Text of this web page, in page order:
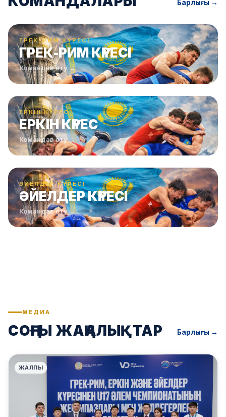
Барлығы →
ГРЕК-РИМ КҮРЕСІ
ГРЕК-РИМ КҮРЕСІ
Командаға өту →
ЕРКІН КҮРЕС
ЕРКІН КҮРЕС
Командаға өту →
ӘЙЕЛДЕР КҮРЕСІ
ӘЙЕЛДЕР КҮРЕСІ
Командаға өту →
МЕДИА
СОҢҒЫ ЖАҢАЛЫҚТАР Барлығы →
ЖАЛПЫ